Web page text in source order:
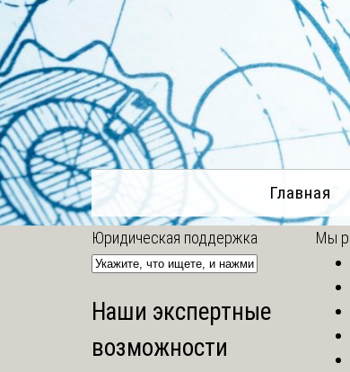
Главная
Юридическая поддержка
Наши экспертные
возможности
Мы